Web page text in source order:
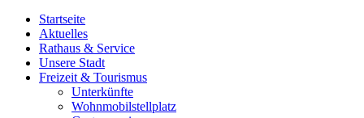
Startseite
Aktuelles
Rathaus & Service
Unsere Stadt
Freizeit & Tourismus
Unterkünfte
Wohnmobilstellplatz